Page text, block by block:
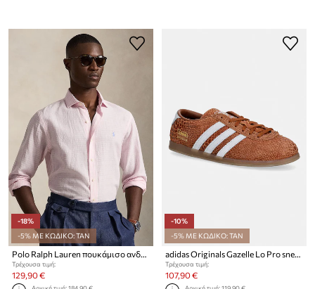
-18%
-5% ΜΕ ΚΩΔΙΚΟ: TAN
Polo Ralph Lauren πουκάμισο ανδρικό με λινό
Τρέχουσα τιμή:
129,90 €
-10%
-5% ΜΕ ΚΩΔΙΚΟ: TAN
adidas Originals Gazelle Lo Pro sneakers Γυναικεία
Τρέχουσα τιμή:
107,90 €